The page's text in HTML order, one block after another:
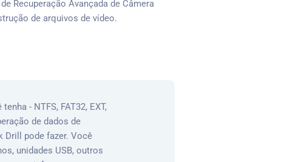
Recuperação Avançada de Câmera
de arquivos de vídeo.
- NTFS, FAT32, EXT,
de dados de
Drill pode fazer. Você
unidades USB, outros